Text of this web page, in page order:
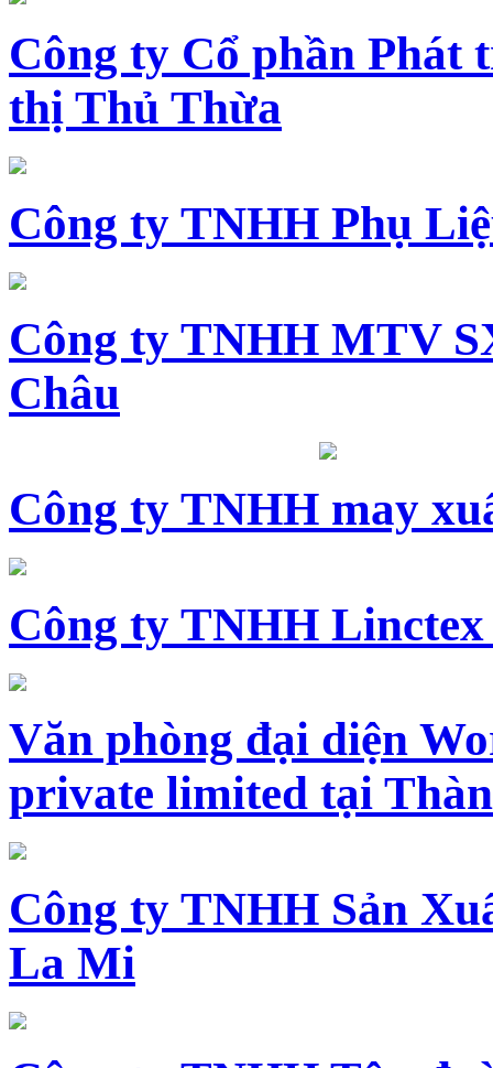
Công ty Cổ phần Phát
thị Thủ Thừa
Công ty TNHH Phụ
Công ty TNHH MTV
Châu
Công ty TNHH may
Công ty TNHH Linctex
Văn phòng đại diện
private limited tại
Công ty TNHH Sản
La Mi